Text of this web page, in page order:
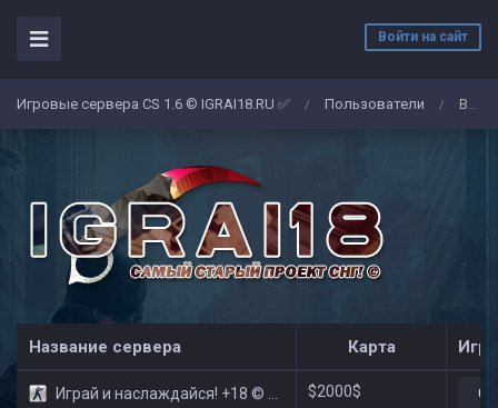
Войти на сайт
Игровые сервера CS 1.6 © IGRAI18.RU ✅ / Пользователи / BVO
Название сервера Карта
Играй и наслаждайся! +18 © Public $2000$ 0/